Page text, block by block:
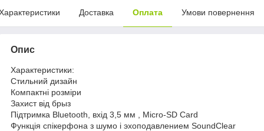
Доставка Оплата Умови повернення
Опис
Характеристики:
Стильний дизайн
Компактні розміри
Захист від брыз
Підтримка Bluetooth, вхід 3,5 мм , Micro-SD Card
Функція спікерфона з шумо і эхоподавлением SoundClear